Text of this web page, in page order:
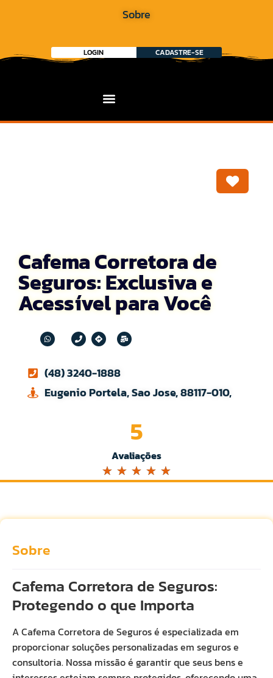
Sobre
LOGIN CADASTRE-SE
Cafema Corretora de
Seguros: Exclusiva e
Acessível para Você
(48) 3240-1888
Eugenio Portela, Sao Jose, 88117-010,
Avaliações
5
☆ ☆ ☆ ☆ ☆
Sobre
Cafema Corretora de Seguros:
Protegendo o que Importa
A Cafema Corretora de Seguros é especializada em
proporcionar soluções personalizadas em seguros e
consultoria. Nossa missão é garantir que seus bens e